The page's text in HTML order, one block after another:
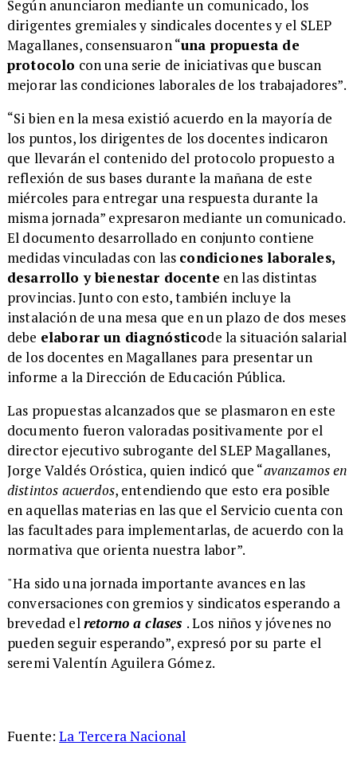
Según anunciaron mediante un comunicado, los
dirigentes gremiales y sindicales docentes y el SLEP
Magallanes, consensuaron “una propuesta de
protocolo con una serie de iniciativas que buscan
mejorar las condiciones laborales de los trabajadores”.
“Si bien en la mesa existió acuerdo en la mayoría de
los puntos, los dirigentes de los docentes indicaron
que llevarán el contenido del protocolo propuesto a
reflexión de sus bases durante la mañana de este
miércoles para entregar una respuesta durante la
misma jornada” expresaron mediante un comunicado.
El documento desarrollado en conjunto contiene
medidas vinculadas con las condiciones laborales,
desarrollo y bienestar docente en las distintas
provincias. Junto con esto, también incluye la
instalación de una mesa que en un plazo de dos meses
debe elaborar un diagnósticode la situación salarial
de los docentes en Magallanes para presentar un
informe a la Dirección de Educación Pública.
Las propuestas alcanzados que se plasmaron en este
documento fueron valoradas positivamente por el
director ejecutivo subrogante del SLEP Magallanes,
Jorge Valdés Oróstica, quien indicó que “avanzamos en
distintos acuerdos, entendiendo que esto era posible
en aquellas materias en las que el Servicio cuenta con
las facultades para implementarlas, de acuerdo con la
normativa que orienta nuestra labor”.
"Ha sido una jornada importante avances en las
conversaciones con gremios y sindicatos esperando a
brevedad elretorno a clases . Los niños y jóvenes no
pueden seguir esperando”, expresó por su parte el
seremi Valentín Aguilera Gómez.
Fuente:La Tercera Nacional